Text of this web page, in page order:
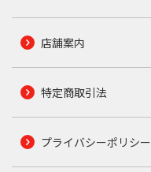
店舗案内
特定商取引法
プライバシーポリシー